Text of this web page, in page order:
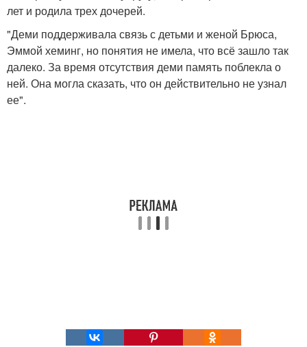
лет и родила трех дочерей.
"Деми поддерживала связь с детьми и женой Брюса,
Эммой хеминг, но понятия не имела, что всё зашло так
далеко. За время отсутствия деми память поблекла о
ней. Она могла сказать, что он действительно не узнал
ее".